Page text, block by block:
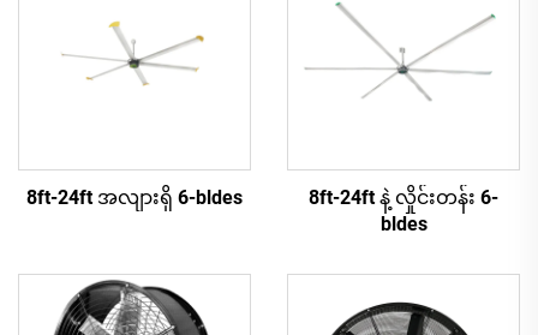
8ft-24ft အလျားရှိ 6-bldes
8ft-24ft နဲ့ လှိုင်းတန်း 6-
bldes